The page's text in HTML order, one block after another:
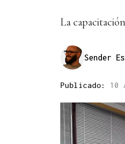
La
Sender
Publicado: 10